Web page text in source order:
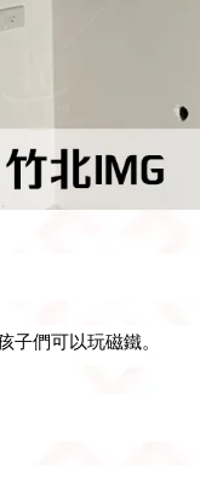
們可以玩磁鐵。